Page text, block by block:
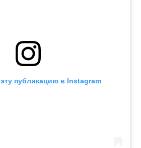
публикацию в Instagram